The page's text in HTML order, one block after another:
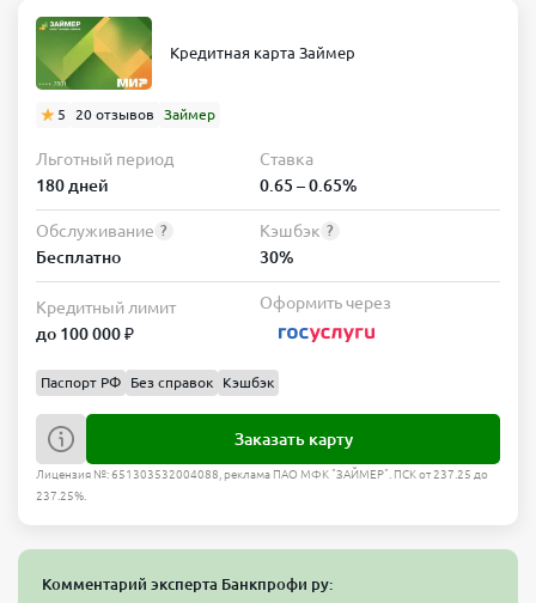
Кредитная карта Займер
5 20 отзывов Займер
Льготный период
180 дней
Ставка
0.65 – 0.65%
Обслуживание ?
Бесплатно
Кэшбэк ?
30%
Кредитный лимит
до 100 000 ₽
Оформить через
Паспорт РФ Без справок Кэшбэк
Заказать карту
Лицензия №: 651303532004088, реклама ПАО МФК "ЗАЙМЕР". ПСК от 237.25 до
237.25%.
Комментарий эксперта Банкпрофи ру: